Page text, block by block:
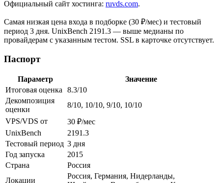
Официальный сайт хостинга: ruvds.com.
Самая низкая цена входа в подборке (30 ₽/мес) и тестовый
период 3 дня. UnixBench 2191.3 — выше медианы по
провайдерам с указанным тестом. SSL в карточке отсутствует.
Паспорт
Параметр
Значение
Итоговая оценка
8.3/10
Декомпозиция
оценки
8/10, 10/10, 9/10, 10/10
VPS/VDS от
30 ₽/мес
UnixBench
2191.3
Тестовый период 3 дня
Год запуска
2015
Страна
Россия
Локации
Россия, Германия, Нидерланды,